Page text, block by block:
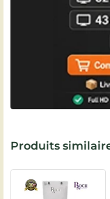
Produits